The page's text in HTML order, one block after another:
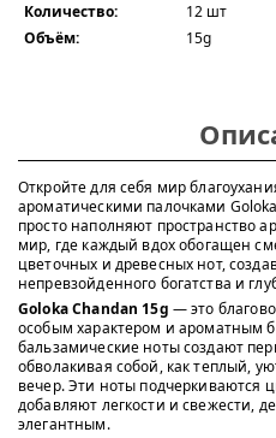
Количество:
12 шт
Объём:
15g
Откройте для себя мир
ароматическими палочками
просто наполняют пространство
мир, где каждый вдох обогащен
цветочных и древесных нот,
непревзойденного богатства и
Goloka Chandan 15g — это
особым характером и ароматным
бальзамические ноты создают
обволакивая собой, как теплый,
вечер. Эти ноты подчеркиваются
добавляют легкости и свежести,
элегантным.